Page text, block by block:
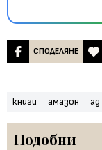
СПОДЕЛЯНЕ
книги амазон ад
Подобни